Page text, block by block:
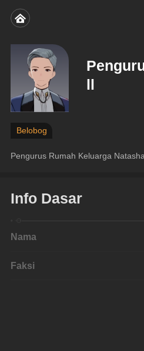
ll
Belobog
Pengurus Rumah Keluarga Natasha
Info Dasar
Nama
Faksi